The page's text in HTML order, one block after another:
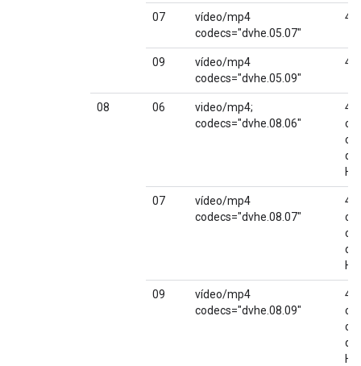
07
vídeo/mp4
codecs="dvhe.05.07"
09
vídeo/mp4
codecs="dvhe.05.09"
08 06
video/mp4;
codecs="dvhe.08.06"
07
vídeo/mp4
codecs="dvhe.08.07"
09
vídeo/mp4
codecs="dvhe.08.09"